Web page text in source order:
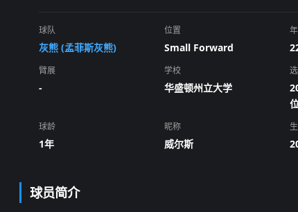
球队
灰熊 (孟菲斯灰熊)
位置
Small Forward
臂展
-
学校
华盛顿州立大学
球龄
1年
昵称
威尔斯
球员简介